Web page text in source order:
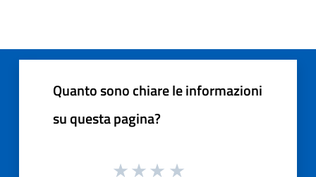
Quanto sono chiare le informazioni
su questa pagina?